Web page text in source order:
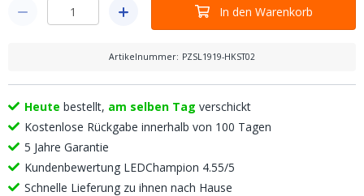
In den Warenkorb
Artikelnummer: PZSL1919-HKST02
Heute bestellt, am selben Tag verschickt
Kostenlose Rückgabe innerhalb von 100 Tagen
5 Jahre Garantie
Kundenbewertung LEDChampion 4.55/5
Schnelle Lieferung zu ihnen nach Hause